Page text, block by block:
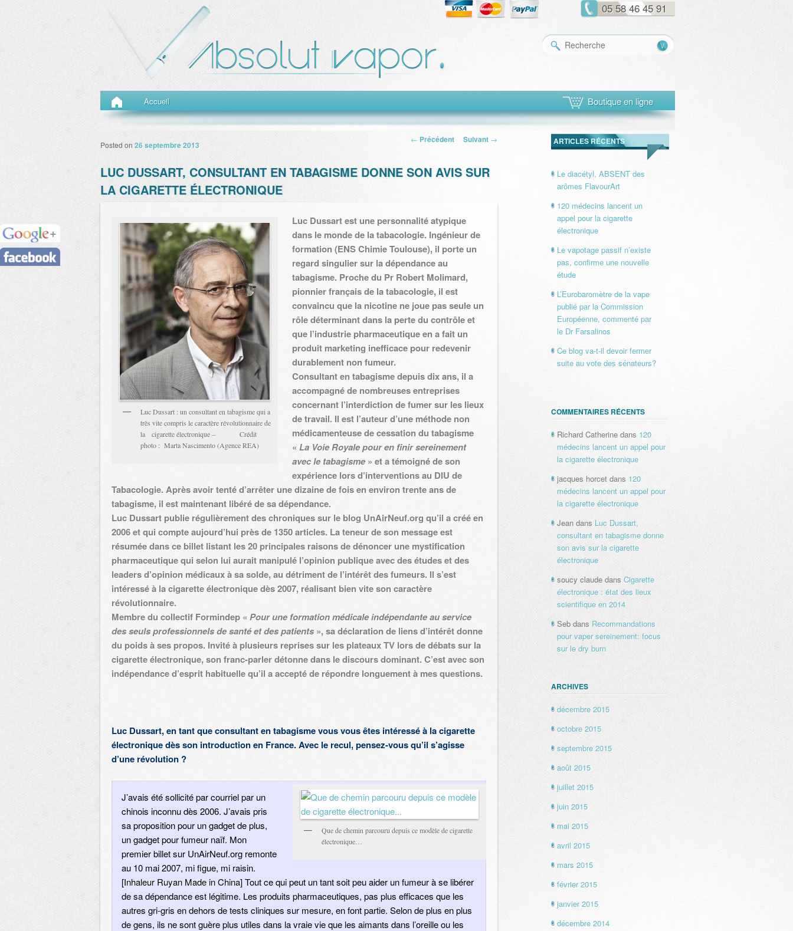
05 58 46 45 91
Menu principal
Aller au contenu principal
Aller au contenu secondaire
Accueil Boutique en ligne
Navigation des
← Précédent Suivant →
LUC DUSSART, CONSULTANT EN TABAGISME DONNE SON AVIS SUR
LA CIGARETTE ÉLECTRONIQUE
Posted on 26 septembre 2013
Luc Dussart : un consultant en tabagisme qui a
très vite compris le caractère révolutionnaire de
la cigarette électronique – Crédit
photo : Marta Nascimento (Agence REA)
Luc Dussart est une personnalité atypique
dans le monde de la tabacologie. Ingénieur de
formation (ENS Chimie Toulouse), il porte un
regard singulier sur la dépendance au
tabagisme. Proche du Pr Robert Molimard,
pionnier français de la tabacologie, il est
convaincu que la nicotine ne joue pas seule un
rôle déterminant dans la perte du contrôle et
que l’industrie pharmaceutique en a fait un
produit marketing inefficace pour redevenir
durablement non fumeur.
Consultant en tabagisme depuis dix ans, il a
accompagné de nombreuses entreprises
concernant l’interdiction de fumer sur les lieux
de travail. Il est l’auteur d’une méthode non
médicamenteuse de cessation du tabagisme
« La Voie Royale pour en finir sereinement
avec le tabagisme» et a témoigné de son
expérience lors d’interventions au DIU de
Tabacologie. Après avoir tenté d’arrêter une dizaine de fois en environ trente ans de
tabagisme, il est maintenant libéré de sa dépendance.
Luc Dussart publie régulièrement des chroniques sur le blog UnAirNeuf.org qu’il a créé en
2006 et qui compte aujourd’hui près de 1350 articles. La teneur de son message est
résumée dansce billetlistant les 20 principales raisons de dénoncer une mystification
pharmaceutique qui selon lui aurait manipulé l’opinion publique avec des études et des
leaders d’opinion médicaux à sa solde, au détriment de l’intérêt des fumeurs. Il s’est
intéressé à la cigarette électronique dès 2007, réalisant bien vite son caractère
révolutionnaire.
Membre du collectif Formindep « Pour une formation médicale indépendante au service
des seuls professionnels de santé et des patients», sadéclaration de liens d’intérêtdonne
du poids à ses propos. Invité à plusieurs reprises sur les plateaux TV lors de débats sur la
cigarette électronique, son franc-parler détonne dans le discours dominant. C’est avec son
indépendance d’esprit habituelle qu’il a accepté de répondre longuement à mes questions.
Luc Dussart, en tant que consultant en tabagisme vous vous êtes intéressé à la cigarette
électronique dès son introduction en France. Avec le recul, pensez-vous qu’il s’agisse
d’une révolution ?
Que de chemin parcouru depuis ce modèle de cigarette
électronique…
J’avais été sollicité par courriel par un
chinois inconnu dès 2006. J’avais pris
sa proposition pour un gadget de plus,
un gadget pour fumeur naïf. Mon
premier billet sur UnAirNeuf.org remonte
au 10 mai 2007, mi figue, mi raisin.
[Inhaleur Ruyan Made in China] Tout ce qui peut un tant soit peu aider un fumeur à se libérer
de sa dépendance est légitime. Les produits pharmaceutiques, pas plus efficaces que les
autres gri-gris en dehors de tests cliniques sur mesure, en font partie. Selon de plus en plus
de gens, ils ne sont guère plus utiles dans la vraie vie que les aimants dans l’oreille ou les
ARTICLES RÉCENTS
Le diacétyl, ABSENT des
arômes FlavourArt
120 médecins lancent un
appel pour la cigarette
électronique
Le vapotage passif n’existe
pas, confirme une nouvelle
étude
L’Eurobaromètre de la vape
publié par la Commission
Européenne, commenté par
le Dr Farsalinos
Ce blog va-t-il devoir fermer
suite au vote des sénateurs?
COMMENTAIRES RÉCENTS
Richard Catherinedans 120
médecins lancent un appel pour
la cigarette électronique
jacques horcetdans 120
médecins lancent un appel pour
la cigarette électronique
Jeandans Luc Dussart,
consultant en tabagisme donne
son avis sur la cigarette
électronique
soucy claudedans Cigarette
électronique : état des lieux
scientifique en 2014
Sebdans Recommandations
pour vaper sereinement: focus
sur le dry burn
ARCHIVES
décembre 2015
octobre 2015
septembre 2015
août 2015
juillet 2015
juin 2015
mai 2015
avril 2015
mars 2015
février 2015
janvier 2015
décembre 2014